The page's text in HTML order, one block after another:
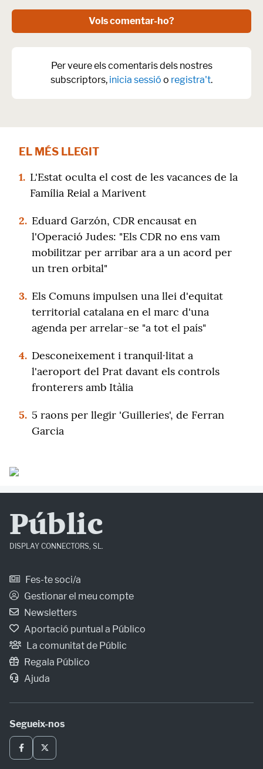
Vols comentar-ho?
Per veure els comentaris dels nostres
subscriptors, inicia sessió o registra't.
EL MÉS LLEGIT
1. L'Estat oculta el cost de les vacances de la
Família Reial a Marivent
2. Eduard Garzón, CDR encausat en
l'Operació Judes: "Els CDR no ens vam
mobilitzar per arribar ara a un acord per
un tren orbital"
3. Els Comuns impulsen una llei d'equitat
territorial catalana en el marc d'una
agenda per arrelar-se "a tot el país"
4. Desconeixement i tranquil·litat a
l'aeroport del Prat davant els controls
fronterers amb Itàlia
5. 5 raons per llegir 'Guilleries', de Ferran
Garcia
Públic
DISPLAY CONNECTORS, SL.
Fes-te soci/a
Gestionar el meu compte
Newsletters
Aportació puntual a Público
La comunitat de Públic
Regala Público
Ajuda
Segueix-nos